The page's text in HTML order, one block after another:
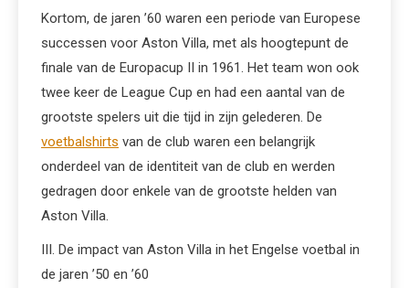
Kortom, de jaren ’60 waren een periode van Europese
successen voor Aston Villa, met als hoogtepunt de
finale van de Europacup II in 1961. Het team won ook
twee keer de League Cup en had een aantal van de
grootste spelers uit die tijd in zijn gelederen. De
voetbalshirts van de club waren een belangrijk
onderdeel van de identiteit van de club en werden
gedragen door enkele van de grootste helden van
Aston Villa.
III. De impact van Aston Villa in het Engelse voetbal in
de jaren ’50 en ’60